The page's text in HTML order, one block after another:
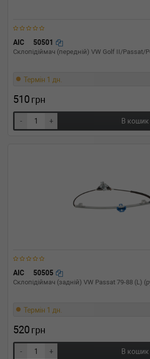
AIC 50501
Склопідіймач (передній) VW Golf II/Passat/
Термін 1 дн.
510 грн
- + В кошик
AIC 50505
Склопідіймач (задній) VW Passat 79-88 (L)
Термін 1 дн.
520 грн
- + В кошик